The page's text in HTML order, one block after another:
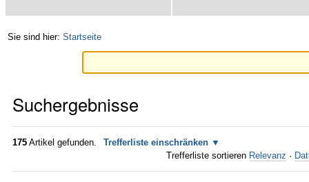
Sie sind hier: Startseite
Suchergebnisse
175 Artikel gefunden.
Trefferliste einschränken
Trefferliste sortieren Relevanz ·